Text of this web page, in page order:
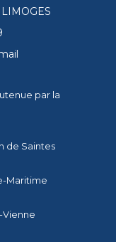
par la
de Saintes
Maritime